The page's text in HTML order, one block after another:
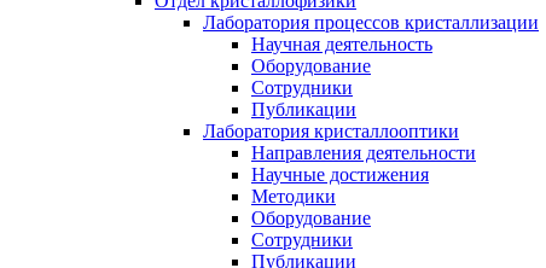
Лаборатория процессов кристаллизации
Научная деятельность
Оборудование
Сотрудники
Публикации
Лаборатория кристаллооптики
Направления деятельности
Научные достижения
Методики
Оборудование
Сотрудники
Публикации